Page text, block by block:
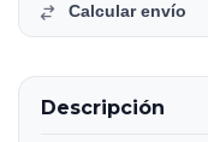
Calcular envío
Descripción